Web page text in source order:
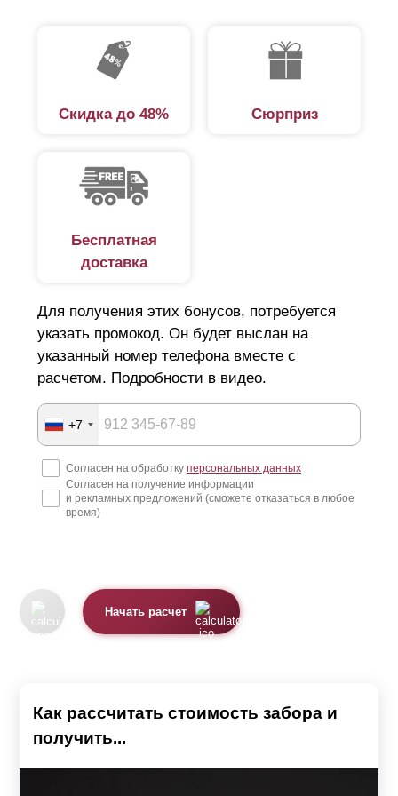
Скидка до 48% Сюрприз
Бесплатная
доставка
Для получения этих бонусов, потребуется
указать промокод. Он будет выслан на
указанный номер телефона вместе с
расчетом. Подробности в видео.
+7
Согласен на обработку персональных данных
Согласен на получение информации
и рекламных предложений (сможете отказаться в любое
время)
Начать расчет
Как рассчитать стоимость забора и
получить...